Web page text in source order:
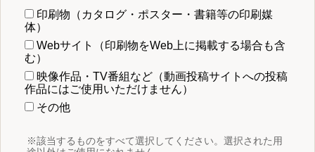
印刷物（カタログ・ポスター・書籍等の印刷媒
体）
Webサイト（印刷物をWeb上に掲載する場合も含
む）
映像作品・TV番組など（動画投稿サイトへの投稿
作品にはご使用いただけません）
その他
※該当するものをすべて選択してください。選択された用